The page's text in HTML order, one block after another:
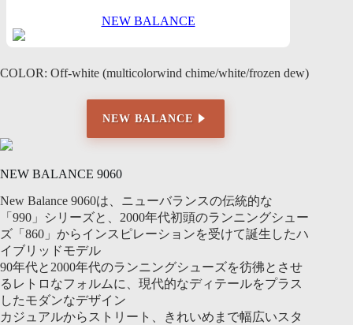
NEW BALANCE
COLOR: Off-white (multicolorwind chime/white/frozen dew)
NEW BALANCE
NEW BALANCE 9060
New Balance 9060は、ニューバランスの伝統的な
「990」シリーズと、2000年代初頭のランニングシュー
ズ「860」からインスピレーションを受けて誕生したハ
イブリッドモデル
90年代と2000年代のランニングシューズを彷彿とさせ
るレトロなフォルムに、現代的なディテールをプラス
したモダンなデザイン
カジュアルからストリート、きれいめまで幅広いスタ